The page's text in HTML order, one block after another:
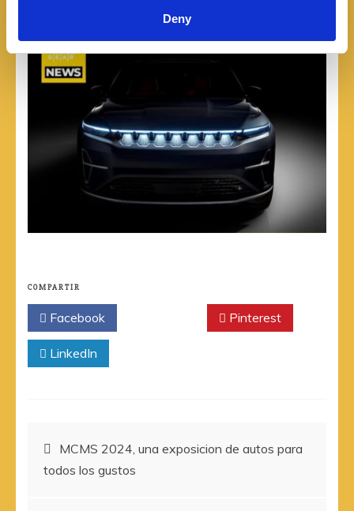
Deny
COMPARTIR
Facebook Pinterest
LinkedIn
Navegación
de
MCMS 2024, una exposicion de autos para
todos los gustos